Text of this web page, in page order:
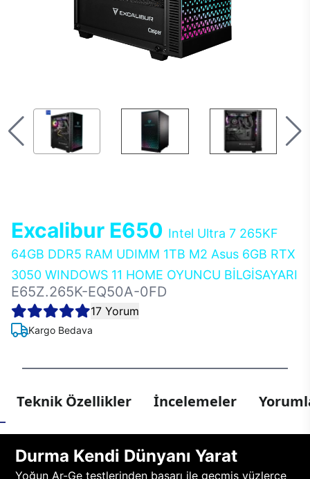
Excalibur E650 Intel Ultra 7 265KF
64GB DDR5 RAM UDIMM 1TB M2 Asus 6GB RTX
3050 WINDOWS 11 HOME OYUNCU BİLGİSAYARI
E65Z.265K-EQ50A-0FD
17 Yorum
Kargo Bedava
Teknik Özellikler İncelemeler
Durma Kendi Dünyanı Yarat
Yoğun Ar-Ge testlerinden başarı ile geçmiş yüzlerce